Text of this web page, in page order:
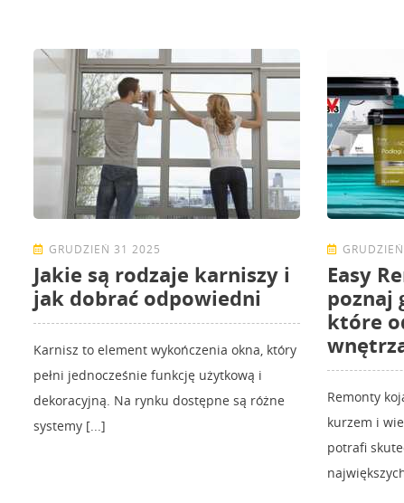
GRUDZIEŃ 31 2025
Jakie są rodzaje karniszy i
jak dobrać odpowiedni
Karnisz to element wykończenia okna, który
pełni jednocześnie funkcję użytkową i
dekoracyjną. Na rynku dostępne są różne
systemy [...]
Easy
poznaj
które
Remonty
kurzem i
potrafi